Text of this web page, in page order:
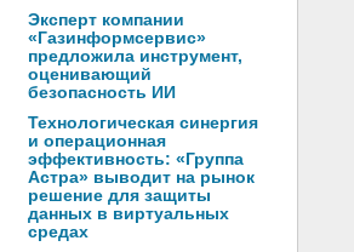
Эксперт компании
«Газинформсервис»
предложила инструмент,
оценивающий
безопасность ИИ
Технологическая синергия
и операционная
эффективность: «Группа
Астра» выводит на рынок
решение для защиты
данных в виртуальных
средах